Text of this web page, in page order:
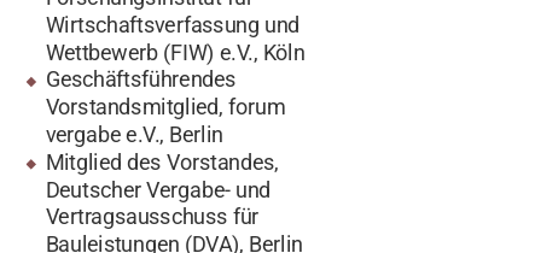
Wirtschaftsverfassung und
Wettbewerb (FIW) e.V., Köln
Geschäftsführendes
Vorstandsmitglied, forum
vergabe e.V., Berlin
Mitglied des Vorstandes,
Deutscher Vergabe- und
Vertragsausschuss für
Bauleistungen (DVA), Berlin